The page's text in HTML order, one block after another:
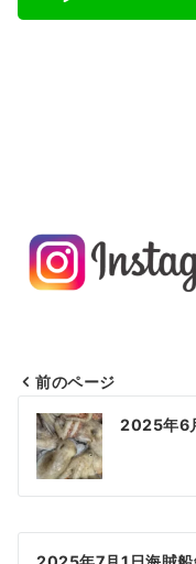
投
稿
ナ
ビ
前のページ
2025年6